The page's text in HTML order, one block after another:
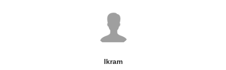
Ikram